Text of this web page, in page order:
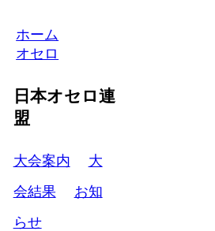
ホーム
オセロ
日本オセロ連
盟
大会案内
大
会結果
お知
らせ